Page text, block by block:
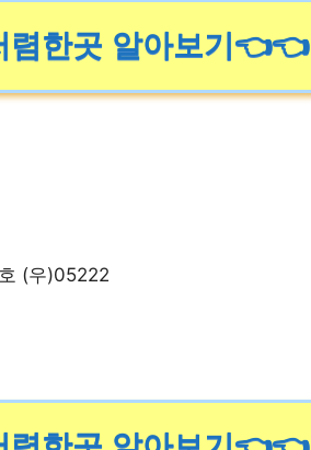
렴한곳 알아보기👈👈
(우)05222